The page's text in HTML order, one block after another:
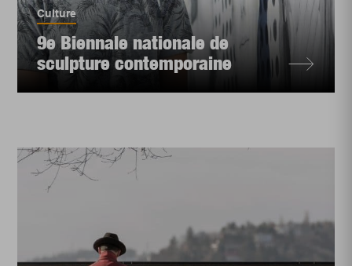
Culture
9e Biennale nationale de
sculpture contemporaine